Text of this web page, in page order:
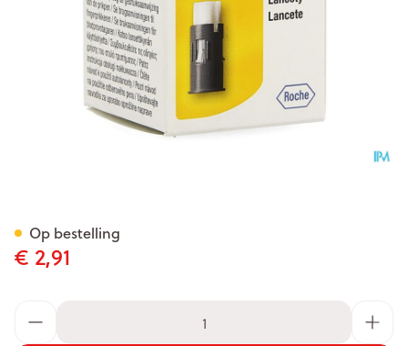
€ 2,91
Op bestelling